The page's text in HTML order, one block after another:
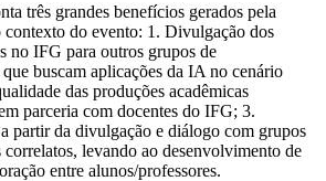
três grandes benefícios gerados pela
do evento: 1. Divulgação dos
no IFG para outros grupos de
buscam aplicações da IA no cenário
das produções acadêmicas
parceria com docentes do IFG; 3.
partir da divulgação e diálogo com grupos
correlatos, levando ao desenvolvimento de
entre alunos/professores.